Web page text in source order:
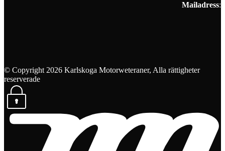
Mailadress:
© Copyright 2026 Karlskoga Motorweteraner, Alla rättigheter
reserverade